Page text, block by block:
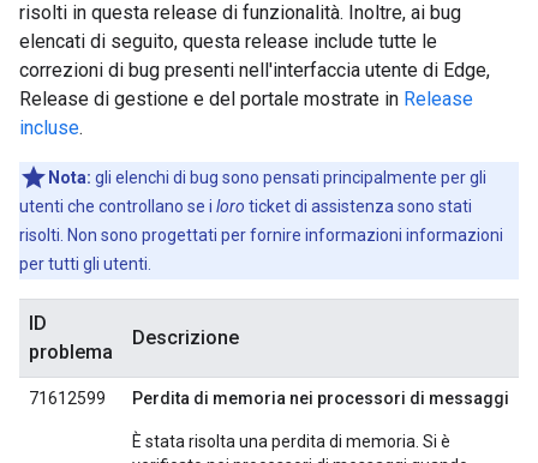
risolti in questa release di funzionalità. Inoltre, ai bug
elencati di seguito, questa release include tutte le
correzioni di bug presenti nell'interfaccia utente di Edge,
Release di gestione e del portale mostrate in Release
incluse.
Nota: gli elenchi di bug sono pensati principalmente per gli
utenti che controllano se i loro ticket di assistenza sono stati
risolti. Non sono progettati per fornire informazioni informazioni
per tutti gli utenti.
ID
problema
Descrizione
71612599 Perdita di memoria nei processori di messaggi
È stata risolta una perdita di memoria. Si è